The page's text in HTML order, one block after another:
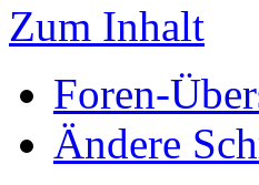
Zum Inhalt
Foren-
Ändere